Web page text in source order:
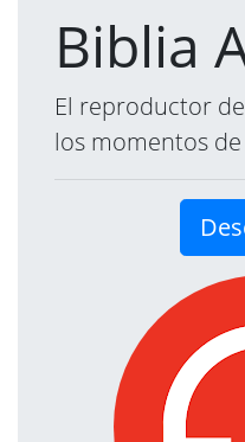
Biblia
El reproductor
los momentos